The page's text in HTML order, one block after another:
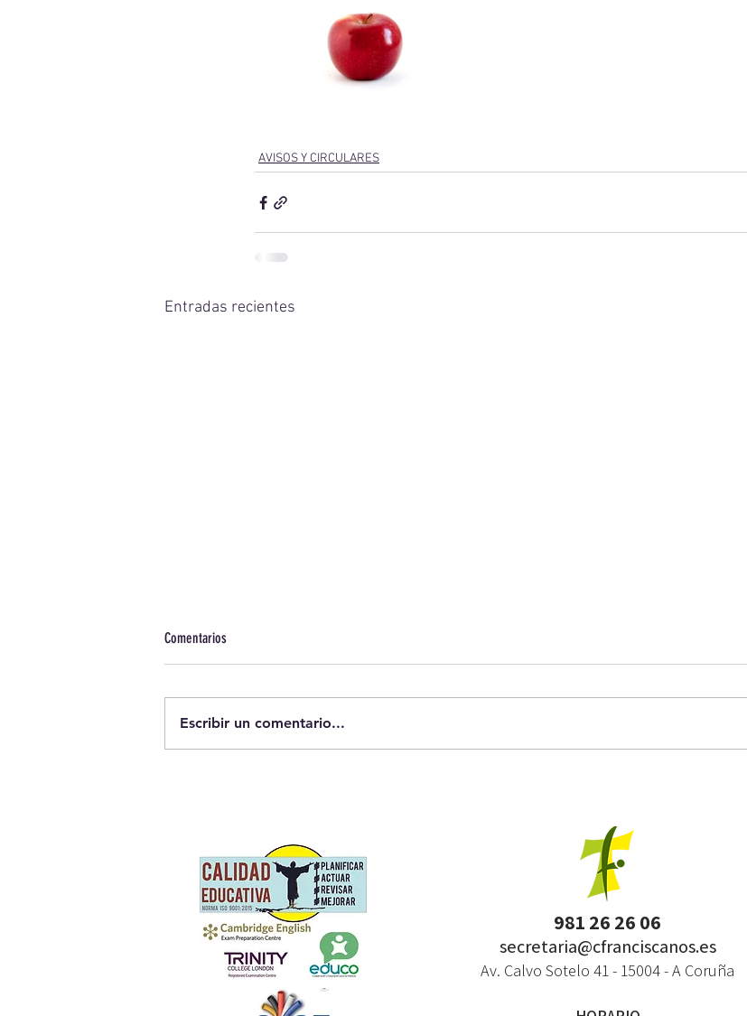
AVISOS Y CIRCULARES
Entradas recientes
SECUNDARIA
Comentarios
Escribir un comentario...
981 26 26 06
secretaria@cfranciscanos.es
Av. Calvo Sotelo 41 - 15004 - A Coruña